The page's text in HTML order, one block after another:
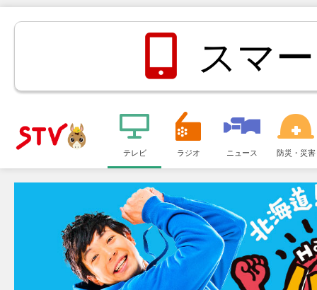
ＳＴＶ札
幌テレビ
スマ
メ
ュ
テレビ ラジオ ニュース 防災・災害